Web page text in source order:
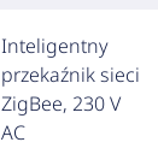
Inteligentny
przekaźnik sieci
ZigBee, 230 V
AC